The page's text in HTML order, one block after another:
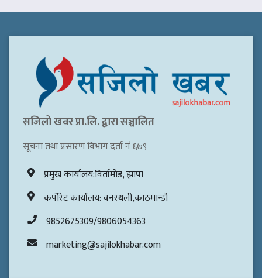
सजिलो खवर प्रा.लि. द्वारा सञ्चालित
सूचना तथा प्रसारण विभाग दर्ता नं ६७९
प्रमुख कार्यालय:विर्तामोड, झापा
कर्पोरेट कार्यालय: वनस्थली,काठमान्डौ
9852675309/9806054363
marketing@sajilokhabar.com